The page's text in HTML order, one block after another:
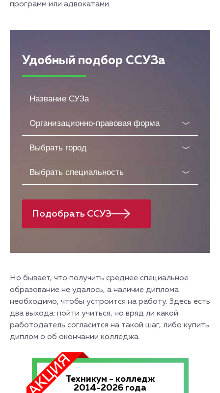
программ или адвокатами.
Удобный подбор ССУЗа
Но бывает, что получить среднее специальное
образование не удалось, а наличие диплома
необходимо, чтобы устроится на работу. Здесь есть
два выхода: пойти учиться, но вряд ли какой
работодатель согласится на такой шаг, либо купить
диплом о об окончании колледжа.
Техникум - колледж
2014-2026 года